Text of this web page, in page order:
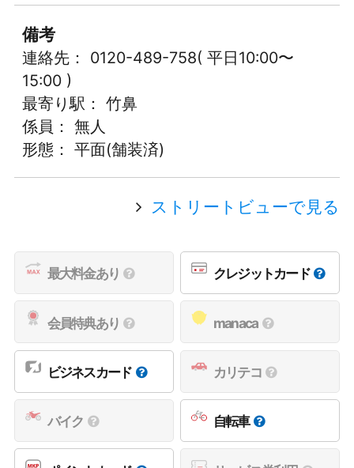
備考
連絡先： 0120-489-758( 平日10:00〜
15:00 )
最寄り駅： 竹鼻
係員： 無人
形態： 平面(舗装済)
ストリートビューで見る
最大料金あり クレジットカード
会員特典あり manaca
ビジネスカード カリテコ
バイク 自転車